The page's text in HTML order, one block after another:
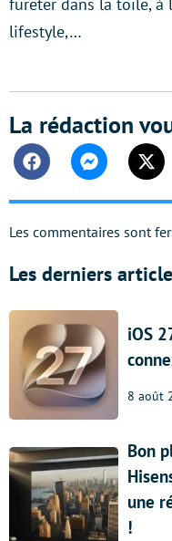
lifestyle,…
La rédaction
FacebookMessenger
Les commentaires sont
Les derniers
iOS
8 août
Bon
une
!